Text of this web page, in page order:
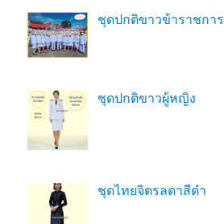
ชุดปกติขาวข้าราชการ
ชุดปกติขาวผู้หญิง
ชุดไทยจิตรลดาสีดํา